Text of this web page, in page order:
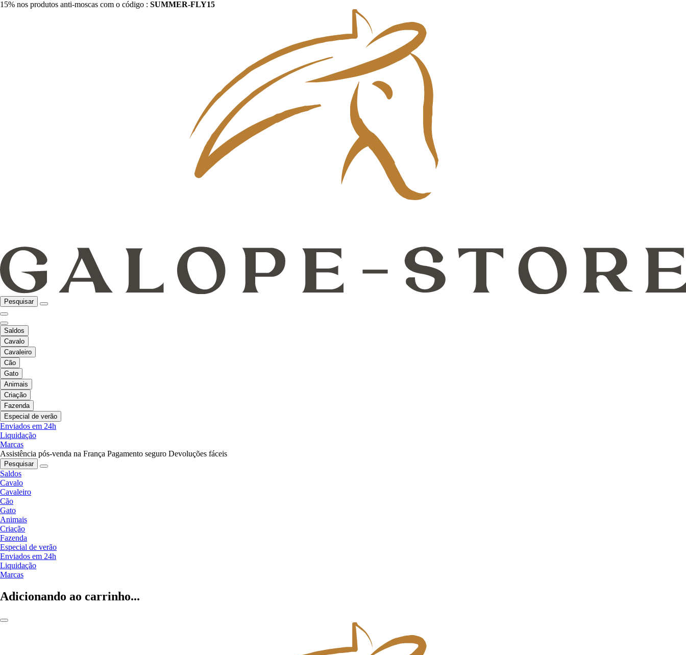
15% nos produtos anti-moscas com o código : SUMMER-FLY15
Pesquisar
Saldos
Cavalo
Cavaleiro
Cão
Gato
Animais
Criação
Fazenda
Especial de verão
Enviados em 24h
Liquidação
Marcas
Assistência pós-venda na França Pagamento seguro Devoluções fáceis
Pesquisar
Saldos
Cavalo
Cavaleiro
Cão
Gato
Animais
Criação
Fazenda
Especial de verão
Enviados em 24h
Liquidação
Marcas
Adicionando ao carrinho...